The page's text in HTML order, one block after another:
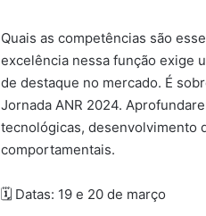
Quais as competências são
excelência nessa função exige
de destaque no mercado. É
Jornada ANR 2024.
tecnológicas, desenvolvimento
comportamentais.
🗓 Datas: 19 e 20 de março